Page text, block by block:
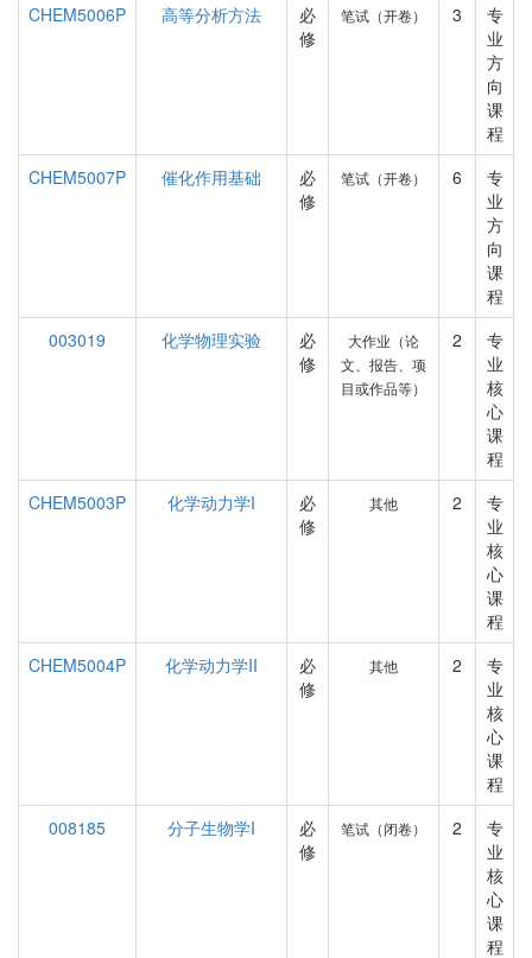
CHEM5006P
高等分析方法
必
修
笔试（开卷） 3
专
业
方
向
课
程
CHEM5007P
催化作用基础
必
修
笔试（开卷） 6
专
业
方
向
课
程
003019
化学物理实验
必
修
大作业（论
文、报告、项
目或作品等）
2
专
业
核
心
课
程
CHEM5003P
化学动力学I
必
修
其他 2
专
业
核
心
课
程
CHEM5004P
化学动力学II
必
修
其他 2
专
业
核
心
课
程
008185
分子生物学I
必
修
笔试（闭卷） 2
专
业
核
心
课
程